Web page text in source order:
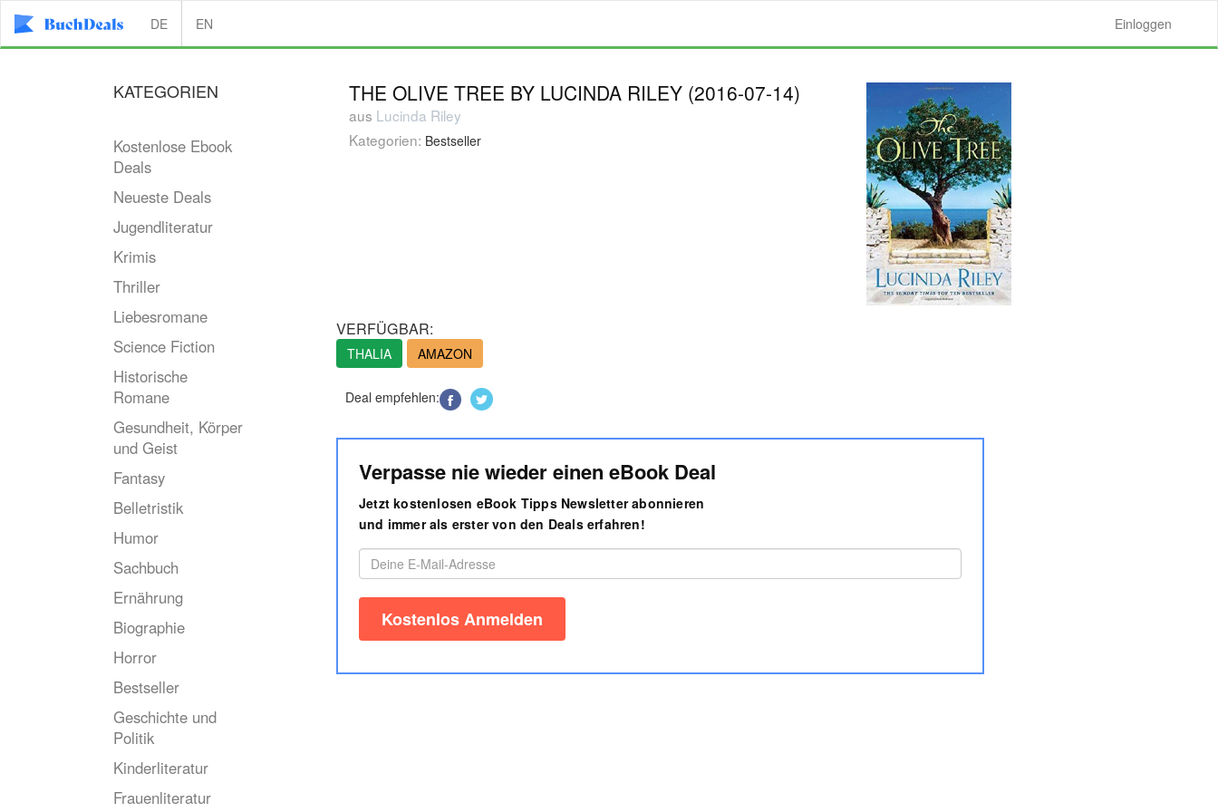
DE EN Einloggen
KATEGORIEN
Kostenlose Ebook
Deals
Neueste Deals
Jugendliteratur
Krimis
Thriller
Liebesromane
Science Fiction
Historische
Romane
Gesundheit, Körper
und Geist
Fantasy
Belletristik
Humor
Sachbuch
Ernährung
Biographie
Horror
Bestseller
Geschichte und
Politik
Kinderliteratur
Frauenliteratur
THE OLIVE TREE BY LUCINDA RILEY (2016-07-14)
aus Lucinda Riley
Kategorien: Bestseller
VERFÜGBAR:
THALIA AMAZON
Deal empfehlen:
Verpasse nie wieder einen eBook Deal
Jetzt kostenlosen eBook Tipps Newsletter abonnieren
und immer als erster von den Deals erfahren!